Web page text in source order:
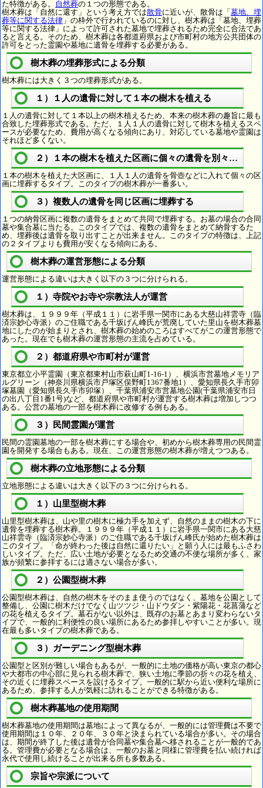
た特徴がある。 自然葬の１つの形態である。
樹木葬は「自然に還す」という考え方では散骨に近いが、散骨は「 墓地、埋
葬等に関する法律 」の枠外で行われているのに対し、樹木葬は「墓地、埋葬
等に関する法律」によって許可された墓地で埋葬されるため完全に合法であ
ると言える。そのため、樹木葬は各都道府県および市町村の地方公共団体の
許可をとった霊園や墓地に遺骨を埋葬する必要がある。
樹木葬の埋葬形式による分類
樹木葬には大きく３つの埋葬形式がある。
１）１人の遺骨に対して１本の樹木を植える
１人の遺骨に対して１本以上の樹木植えるため、本来の樹木葬の趣旨に最も
合致した埋葬形式である。ただ、１人１人の遺骨に対して樹木を植えるスペ
ースが必要なため、費用が高くなる傾向にあり、対応している墓地や霊園は
それほど多くない。
２）１本の樹木を植えた区画に個々の遺骨を別々に埋葬
１本の樹木を植えた大区画に、１人１人の遺骨を骨壺などに入れて個々の区
画に埋葬するタイプ。このタイプの樹木葬が一番多い。
３）複数人の遺骨を同じ区画に埋葬する
１つの納骨区画に複数の遺骨をまとめて共同で埋葬する。お墓の場合の合同
墓や集合墓に当たる。このタイプでは、複数の遺骨をまとめて納骨するた
め、埋葬後は遺骨を取り出すことが出来ません。このタイプの特徴は、上記
の２タイプよりも費用が安くなる傾向にある。
樹木葬の運営形態による分類
運営形態による違いは大きく以下の３つに分けられる。
１）寺院やお寺や宗教法人が運営
樹木葬は、１９９９年（平成１１）に岩手県一関市にある大慈山祥雲寺（臨
済宗妙心寺派）のご住職である千坂げん峰氏が荒廃していた里山を樹木葬墓
地にしたのが始まりとされ、樹木葬の始めのころはすべてがこの運営形態で
あった。現在でも樹木葬の運営形態の主流を占めている。
２）都道府県や市町村が運営
東京都立小平霊園（東京都東村山市萩山町1-16-1）、横浜市営墓地メモリア
ルグリーン（神奈川県横浜市戸塚区俣野町1367番地1）、愛知県長久手市卯
塚墓園（愛知県長久手市卯塚）、千葉県浦安市営墓地公園(千葉県浦安市日
の出八丁目1番1号)など、都道府県や市町村が運営する樹木葬は増加しつつ
ある。公営の墓地の一部を樹木葬に改修する例もある。
３）民間霊園が運営
民間の霊園墓地の一部を樹木葬にする場合や、初めから樹木葬専用の民間霊
園を開発する場合もある。現在、この運営形態の樹木葬が増えつつある。
樹木葬の立地形態による分類
立地形態による違いは大きく以下の３つに分けられる。
１）山里型樹木葬
山里型樹木葬は、山や里の樹木に極力手を加えず、自然のままの樹木の下に
遺骨を埋葬する樹木葬。１９９９年（平成１１）に岩手県一関市にある大慈
山祥雲寺（臨済宗妙心寺派）のご住職である千坂げん峰氏が始めた樹木葬は
このタイプ。「命が終わった後は自然に還りたい」と願う人には最もふさわ
しいタイプ。ただ、広い土地が必要となるため交通の不便な場所が多く、家
族が頻繁に参拝するには適さない場合が多い。
２）公園型樹木葬
公園型樹木葬は、自然の樹木をそのまま使うのではなく、墓地を公園として
整備し、公園に樹木だけでなく山ツツジ・山ドウダン・紫陽花・花菖蒲など
の花を植えるタイプ。墓石がない以外は、既存のお墓とあまり変わらないタ
イプで、一般的に利便性の良い場所にあるため参拝しやすいことが多い。現
在最も多いタイプの樹木葬である。
３）ガーデニング型樹木葬
公園型と区別が難しい場合もあるが、一般的に土地の価格が高い東京の都心
や大都市の中心部に見られる樹木葬で、狭い土地に季節の折々の花を植え、
その近くに埋葬スペースを設けるタイプ。一般的に駅から近い便利な場所に
あるため、参拝する人が気軽に訪れることができる特徴がある。
樹木葬墓地の使用期間
樹木葬墓地の使用期間は墓地によって異なるが、一般的には管理費は不要で
使用期間は１０年、２０年、３０年と決まられている場合が多い。その場合
は、期間が終了した後は遺骨が合同墓や集合墓へ移されることが一般的であ
る。管理費が必要となる場合は、一般のお墓と同様に管理費を払い続ければ
永代で使用し続けることが出来る所も多数ある。
宗旨や宗派について